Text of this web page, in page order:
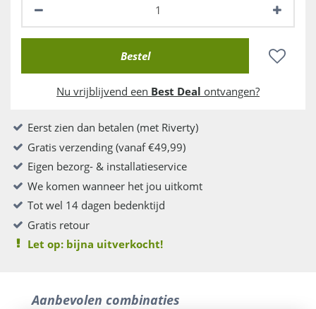
Nu vrijblijvend een Best Deal ontvangen?
Eerst zien dan betalen (met Riverty)
Gratis verzending (vanaf €49,99)
Eigen bezorg- & installatieservice
We komen wanneer het jou uitkomt
Tot wel 14 dagen bedenktijd
Gratis retour
Let op: bijna uitverkocht!
Aanbevolen combinaties